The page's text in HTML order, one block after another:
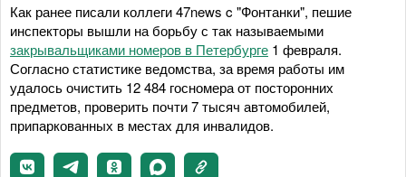
Как ранее писали коллеги 47news c "Фонтанки", пешие
инспекторы вышли на борьбу с так называемыми
закрывальщиками номеров в Петербурге 1 февраля.
Согласно статистике ведомства, за время работы им
удалось очистить 12 484 госномера от посторонних
предметов, проверить почти 7 тысяч автомобилей,
припаркованных в местах для инвалидов.